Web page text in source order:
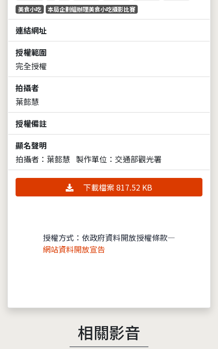
美食小吃
本局企劃組辦理美食小吃攝影比賽
連結網址
授權範圍
完全授權
拍攝者
葉懿慧
授權備註
顯名聲明
拍攝者：葉懿慧 製作單位：交通部觀光署
下載檔案 817.52 KB
授權方式：依政府資料開放授權條款—
網站資料開放宣告
相關影音